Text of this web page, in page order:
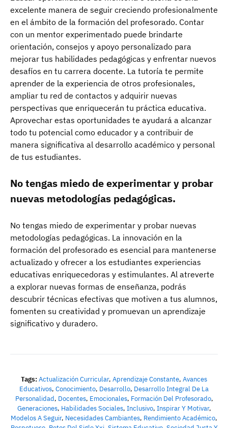
excelente manera de seguir creciendo profesionalmente
en el ámbito de la formación del profesorado. Contar
con un mentor experimentado puede brindarte
orientación, consejos y apoyo personalizado para
mejorar tus habilidades pedagógicas y enfrentar nuevos
desafíos en tu carrera docente. La tutoría te permite
aprender de la experiencia de otros profesionales,
ampliar tu red de contactos y adquirir nuevas
perspectivas que enriquecerán tu práctica educativa.
Aprovechar estas oportunidades te ayudará a alcanzar
todo tu potencial como educador y a contribuir de
manera significativa al desarrollo académico y personal
de tus estudiantes.
No tengas miedo de experimentar y probar
nuevas metodologías pedagógicas.
No tengas miedo de experimentar y probar nuevas
metodologías pedagógicas. La innovación en la
formación del profesorado es esencial para mantenerse
actualizado y ofrecer a los estudiantes experiencias
educativas enriquecedoras y estimulantes. Al atreverte
a explorar nuevas formas de enseñanza, podrás
descubrir técnicas efectivas que motiven a tus alumnos,
fomenten su creatividad y promuevan un aprendizaje
significativo y duradero.
Tags:Actualización Curricular, Aprendizaje Constante, Avances
Educativos, Conocimiento, Desarrollo, Desarrollo Integral De La
Personalidad, Docentes, Emocionales, Formación Del Profesorado,
Generaciones, Habilidades Sociales, Inclusivo, Inspirar Y Motivar,
Modelos A Seguir, Necesidades Cambiantes, Rendimiento Académico,